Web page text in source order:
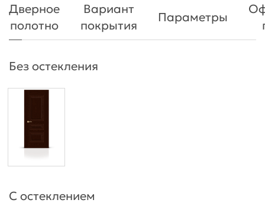
Дверное
полотно
Вариант
покрытия
Параметры
Без остекления
С остеклением